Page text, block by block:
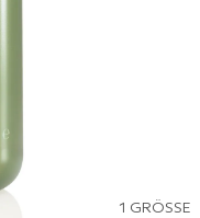
1 GRÖSSE